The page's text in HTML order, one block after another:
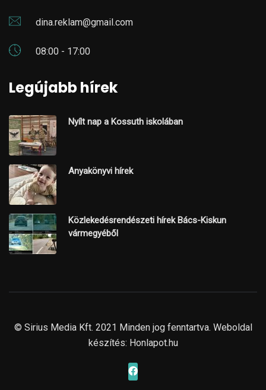
dina.reklam@gmail.com
08:00 - 17:00
Legújabb hírek
Nyílt nap a Kossuth iskolában
Anyakönyvi hírek
Közlekedésrendészeti hírek Bács-Kiskun
vármegyéből
© Sirius Media Kft. 2021 Minden jog fenntartva. Weboldal
készítés: Honlapot.hu